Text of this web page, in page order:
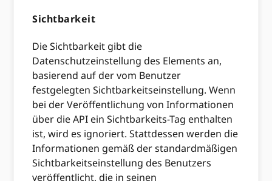
Sichtbarkeit
Die Sichtbarkeit gibt die
Datenschutzeinstellung des Elements an,
basierend auf der vom Benutzer
festgelegten Sichtbarkeitseinstellung. Wenn
bei der Veröffentlichung von Informationen
über die API ein Sichtbarkeits-Tag enthalten
ist, wird es ignoriert. Stattdessen werden die
Informationen gemäß der standardmäßigen
Sichtbarkeitseinstellung des Benutzers
veröffentlicht, die in seinen